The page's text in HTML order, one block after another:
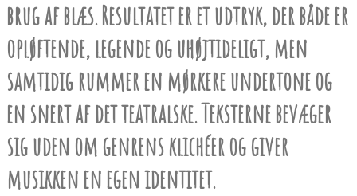
brug af blæs. Resultatet er et udtryk, der både er
opløftende, legende og uhøjtideligt, men
samtidig rummer en mørkere undertone og
en snert af det teatralske. Teksterne bevæger
sig uden om genrens klichéer og giver
musikken en egen identitet.